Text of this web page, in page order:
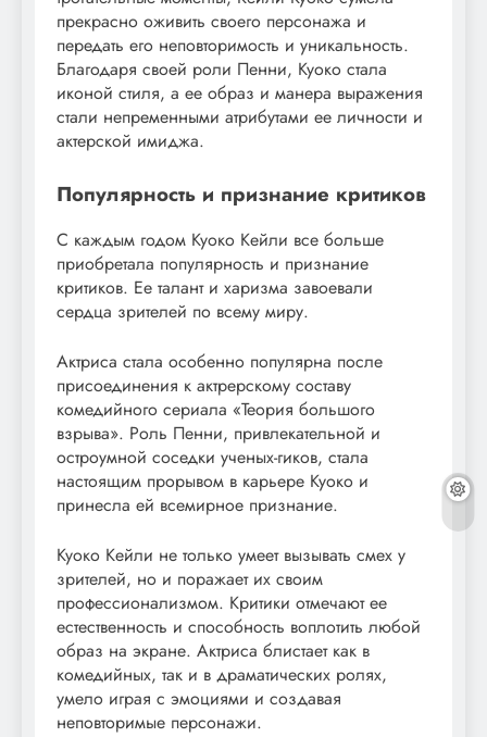
прекрасно оживить своего персонажа и
передать его неповторимость и уникальность.
Благодаря своей роли Пенни, Куоко стала
иконой стиля, а ее образ и манера выражения
стали непременными атрибутами ее личности и
актерской имиджа.
Популярность и признание критиков
С каждым годом Куоко Кейли все больше
приобретала популярность и признание
критиков. Ее талант и харизма завоевали
сердца зрителей по всему миру.
Актриса стала особенно популярна после
присоединения к актрерскому составу
комедийного сериала «Теория большого
взрыва». Роль Пенни, привлекательной и
остроумной соседки ученых-гиков, стала
настоящим прорывом в карьере Куоко и
принесла ей всемирное признание.
Куоко Кейли не только умеет вызывать смех у
зрителей, но и поражает их своим
профессионализмом. Критики отмечают ее
естественность и способность воплотить любой
образ на экране. Актриса блистает как в
комедийных, так и в драматических ролях,
умело играя с эмоциями и создавая
неповторимые персонажи.